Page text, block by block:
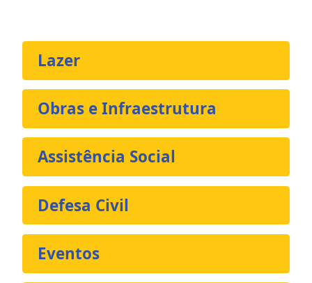
Lazer
Obras e Infraestrutura
Assistência Social
Defesa Civil
Eventos